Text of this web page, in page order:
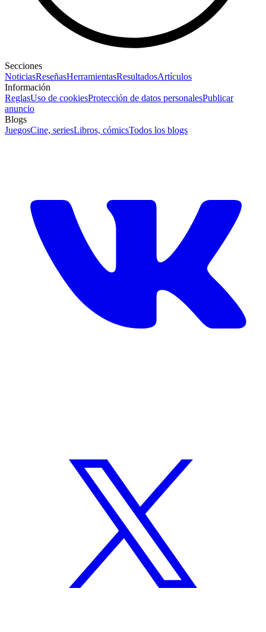
Secciones
NoticiasReseñasHerramientasResultadosArtículos
Información
ReglasUso de cookiesProtección de datos personalesPublicar
anuncio
Blogs
JuegosCine, seriesLibros, cómicsTodos los blogs